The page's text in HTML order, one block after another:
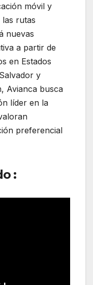
móvil y
las rutas
nuevas
a partir de
en Estados
y
Avianca busca
líder en la
preferencial
: